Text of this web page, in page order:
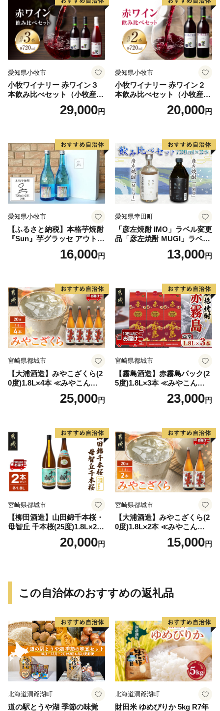
愛知県小牧市
小牧ワイナリー 赤ワイン３
本飲み比べセット（小牧産ぶ
どう100％使用）29,000円
愛知県小牧市
小牧ワイナリー 赤ワイン２
本飲み比べセット（小牧産ぶ
どう100％使用）20,000円
愛知県小牧市
【ふるさと納税】本格芋焼酎
『Sun』芋グラッセ アウトド
ア ソロキャンプ ベランピン
グ 巣ごもり 就労支援16,000円
愛知県幸田町
「彦左焼酎 IMO」ラベル変更
品「彦左焼酎 MUGI」ラベル
変更品 飲み比べ セット 合計
2本 720ml×各1本 25度 焼酎
13,000円
宮崎県都城市
【大浦酒造】みやこざくら(2
0度)1.8L×4本 ≪みやこんじょ
特急便≫_AD-077125,000円
宮崎県都城市
【霧島酒造】赤霧島パック(2
5度)1.8L×3本 ≪みやこんじょ
特急便≫_23-07-K03P-1800-3
23,000円
宮崎県都城市
【柳田酒造】山田錦千本桜・
母智丘 千本桜(25度)1.8L×2本
≪みやこんじょ特急便≫_AC
20,000円
宮崎県都城市
【大浦酒造】みやこざくら(2
0度)1.8L×2本 ≪みやこんじょ
特急便≫_MJ-077115,000円
この自治体のおすすめの返礼品
北海道洞爺湖町
道の駅とうや湖 季節の味覚
北海道洞爺湖町
財田米 ゆめぴりか 5kg R7年